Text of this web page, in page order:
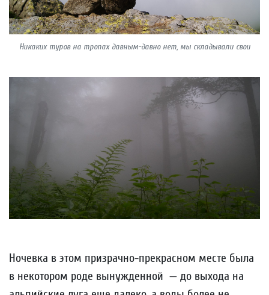
Никаких туров на тропах давным-давно нет, мы складывали свои
Ночевка в этом призрачно-прекрасном месте была
в некотором роде вынужденной — до выхода на